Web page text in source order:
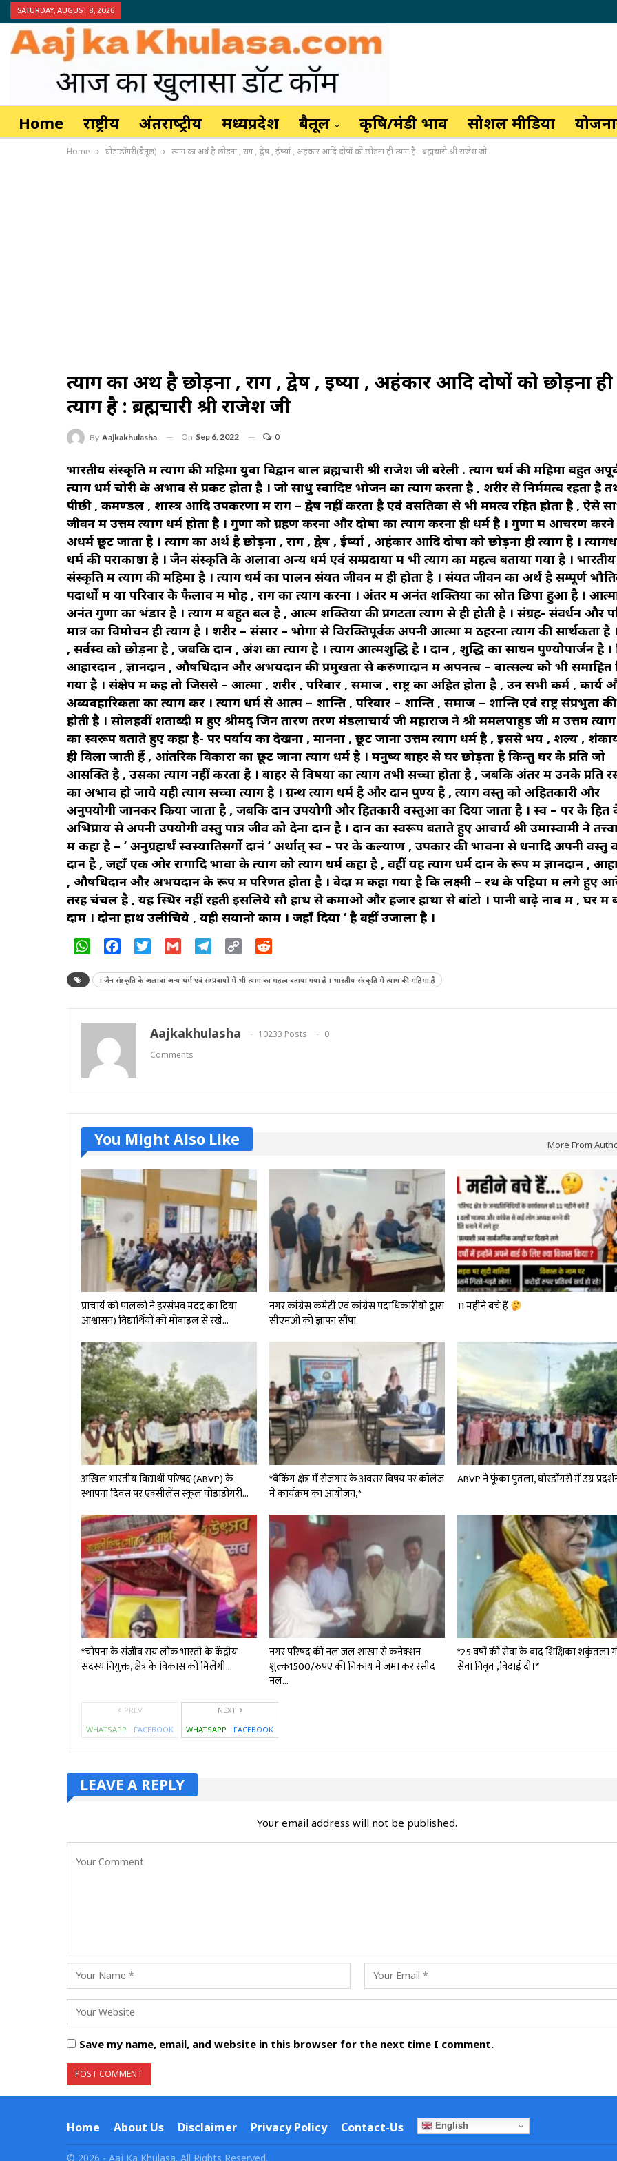
SATURDAY, AUGUST 8, 2026
Home राष्ट्रीय अंतर्राष्‍ट्रीय मध्यप्रदेश बैतूल कृषि/मंडी भाव सोशल मीडिया
Home घोड़ाडोंगरी(बैतूल) त्याग का अर्थ है छोड़ना , राग , द्वेष , ईर्ष्या , अहंकार आदि दोषों को छोड़ना ही त्याग है : ब्रह्मचारी श्री राजेश जी
त्याग का अर्थ है छोड़ना , राग , द्वेष , ईर्ष्या , अहंकार आदि दोषों को छोड़ना ही
त्याग है : ब्रह्मचारी श्री राजेश जी
By Aajkakhulasha On Sep 6, 2022 0
भारतीय संस्कृति में त्याग की महिमा युवा विद्वान बाल ब्रह्मचारी श्री राजेश जी बरेली . त्याग धर्म की महिमा बहुत
त्याग धर्म चोरी के अभाव से प्रकट होता है । जो साधु स्वादिष्ट भोजन का त्याग करता है , शरीर से निर्ममत्व रहता है
पीछी , कमण्डल , शास्त्र आदि उपकरणों में राग – द्वेष नहीं करता है एवं वसतिका से भी ममत्व रहित होता है , ऐसे
जीवन में उत्तम त्याग धर्म होता है । गुणों को ग्रहण करना और दोषों का त्याग करना ही धर्म है । गुणों में आचरण
अधर्म छूट जाता है । त्याग का अर्थ है छोड़ना , राग , द्वेष , ईर्ष्या , अहंकार आदि दोषों को छोड़ना ही त्याग है ।
धर्म की पराकाष्ठा है । जैन संस्कृति के अलावा अन्य धर्म एवं सम्प्रदायों में भी त्याग का महत्व बताया गया है । भारतीय
संस्कृति में त्याग की महिमा है । त्याग धर्म का पालन संयत जीवन में ही होता है । संयत जीवन का अर्थ है सम्पूर्ण
पदार्थों में या परिवार के फैलाव में मोह , राग का त्याग करना । अंतर में अनंत शक्तियों का स्रोत छिपा हुआ है ।
अनंत गुणों का भंडार है । त्याग में बहुत बल है , आत्म शक्तियों की प्रगटता त्याग से ही होती है । संग्रह- संवर्धन और
मात्र का विमोचन ही त्याग है । शरीर – संसार – भोगों से विरक्तिपूर्वक अपनी आत्मा में ठहरना त्याग की सार्थकता है
, सर्वस्व को छोड़ना है , जबकि दान , अंश का त्याग है । त्याग आत्मशुद्धि है । दान , शुद्धि का साधन पुण्योपार्जन है
आहारदान , ज्ञानदान , औषधिदान और अभयदान की प्रमुखता से करुणादान में अपनत्व – वात्सल्य को भी समाहित
गया है । संक्षेप में कहें तो जिससे – आत्मा , शरीर , परिवार , समाज , राष्ट्र का अहित होता है , उन सभी कर्म , कार्य
अव्यवहारिकता का त्याग करें । त्याग धर्म से आत्म – शान्ति , परिवार – शान्ति , समाज – शान्ति एवं राष्ट्र संप्रभुता
होती है । सोलहवीं शताब्दी में हुए श्रीमद् जिन तारण तरण मंडलाचार्य जी महाराज ने श्री ममलपाहुड जी में उत्तम त्याग
का स्वरूप बताते हुए कहा है- पर पर्याय का देखना , मानना , छूट जाना उत्तम त्याग धर्म है , इससे भय , शल्य ,
ही विला जाती हैं , आंतरिक विकारों का छूट जाना त्याग धर्म है । मनुष्य बाहर से घर छोड़ता है किन्तु घर के प्रति जो
आसक्ति है , उसका त्याग नहीं करता है । बाहर से विषयों का त्याग तभी सच्चा होता है , जबकि अंतर में उनके प्रति
का अभाव हो जाये यही त्याग सच्चा त्याग है । ग्रन्थ त्याग धर्म है और दान पुण्य है , त्याग वस्तु को अहितकारी और
अनुपयोगी जानकर किया जाता है , जबकि दान उपयोगी और हितकारी वस्तुओं का दिया जाता है । स्व – पर के हित
अभिप्राय से अपनी उपयोगी वस्तु पात्र जीव को देना दान है । दान का स्वरूप बताते हुए आचार्य श्री उमास्वामी ने
में कहा है – ‘ अनुग्रहार्थं स्वस्यातिसर्गो दानं ‘ अर्थात् स्व – पर के कल्याण , उपकार की भावना से धनादि अपनी वस्तु
दान है , जहाँ एक ओर रागादि भावों के त्याग को त्याग धर्म कहा है , वहीं यह त्याग धर्म दान के रूप में ज्ञानदान ,
, औषधिदान और अभयदान के रूप में परिणत होता है । वेदों में कहा गया है कि लक्ष्मी – रथ के पहिया में लगे हुए
तरह चंचल है , यह स्थिर नहीं रहती इसलिये सौ हाथ से कमाओ और हजार हाथों से बांटो । पानी बाढ़े नाव में , घर में
दाम । दोनों हाथ उलीचिये , यही सयानो काम । जहाँ दिया ‘ है वहीं उजाला है ।
WhatsAppFacebookTwitter Gmail Telegram
Copy
। जैन संस्कृति के अलावा अन्य धर्म एवं सम्प्रदायों में भी त्याग का महत्व बताया गया है । भारतीय संस्कृति में त्याग की महिमा है
Aajkakhulasha 10233 Posts
0
Comments
You Might Also Like More From
प्राचार्य को पालकों ने हरसंभव मदद का दिया
आश्वासन) विद्यार्थियों को मोबाइल से रखे…
नगर कांग्रेस कमेटी एवं कांग्रेस पदाधिकारीयो द्वारा
सीएमओ को ज्ञापन सौंपा
11 महीने बचे हैं
अखिल भारतीय विद्यार्थी परिषद (ABVP) के
स्थापना दिवस पर एक्सीलेंस स्कूल घोड़ाडोंगरी…
*बैंकिंग क्षेत्र में रोजगार के अवसर विषय पर कॉलेज
में कार्यक्रम का आयोजन,*
ABVP ने फूंका पुतला, घोरडोंगरी में उग्र
*चोपना के संजीव राय लोक भारती के केंद्रीय
सदस्य नियुक्त, क्षेत्र के विकास को मिलेगी…
नगर परिषद की नल जल शाखा से कनेक्शन
शुल्क₹1500/रुपए की निकाय में जमा कर रसीद
नल…
*25 वर्षों की सेवा के बाद शिक्षिका शकुंतला
सेवा निवृत ,विदाई दी।*
PREV
WHATSAPP
FACEBOOK
NEXT
WHATSAPP
FACEBOOK
LEAVE A REPLY
Your email address will not be published.
Save my name, email, and website in this browser for the next time I comment.
Home About Us Disclaimer Privacy Policy Contact-Us English
© 2026 - Aaj Ka Khulasa. All Rights Reserved.